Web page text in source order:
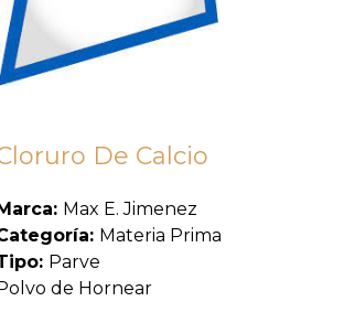
De Calcio
Max E. Jimenez
Materia Prima
Parve
de Hornear